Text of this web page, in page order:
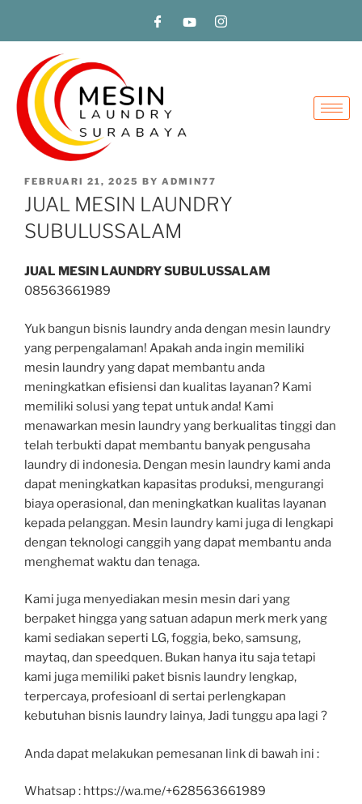
FEBRUARI 21, 2025 BY ADMIN77
JUAL MESIN LAUNDRY
SUBULUSSALAM
JUAL MESIN LAUNDRY SUBULUSSALAM
08563661989
Yuk bangun bisnis laundry anda dengan mesin laundry
yang perpengalaman! Apakah anda ingin memiliki
mesin laundry yang dapat membantu anda
meningkatkan efisiensi dan kualitas layanan? Kami
memiliki solusi yang tepat untuk anda! Kami
menawarkan mesin laundry yang berkualitas tinggi dan
telah terbukti dapat membantu banyak pengusaha
laundry di indonesia. Dengan mesin laundry kami anda
dapat meningkatkan kapasitas produksi, mengurangi
biaya operasional, dan meningkatkan kualitas layanan
kepada pelanggan. Mesin laundry kami juga di lengkapi
dengan teknologi canggih yang dapat membantu anda
menghemat waktu dan tenaga.
Kami juga menyediakan mesin mesin dari yang
berpaket hingga yang satuan adapun merk merk yang
kami sediakan seperti LG, foggia, beko, samsung,
maytaq, dan speedquen. Bukan hanya itu saja tetapi
kami juga memiliki paket bisnis laundry lengkap,
terpercaya, profesioanl di sertai perlengkapan
kebutuhan bisnis laundry lainya, Jadi tunggu apa lagi ?
Anda dapat melakukan pemesanan link di bawah ini :
Whatsap : https://wa.me/+628563661989